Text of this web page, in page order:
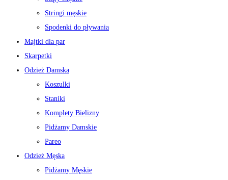
Stringi męskie
Spodenki do pływania
Majtki dla par
Skarpetki
Odzież Damska
Koszulki
Staniki
Komplety Bielizny
Pidżamy Damskie
Pareo
Odzież Męska
Pidżamy Męskie